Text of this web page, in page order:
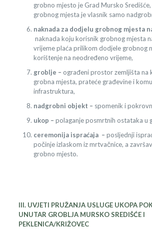
grobno mjesto je Grad Mursko
grobnog mjesta je vlasnik samo
naknada za dodjelu grobnog mjesta
naknada koju korisnik grobnog mjesta
vrijeme plaća prilikom dodjele grobnog
korištenje na neodređeno vrijeme,
groblje – ograđeni prostor zemljišta na
grobna mjesta, prateće građevine i
infrastruktura,
nadgrobni objekt – spomenik i
ukop – polaganje posmrtnih ostataka u
ceremonija ispraćaja – posljednji
počinje izlaskom iz mrtvačnice, a
grobno mjesto.
III. UVJETI PRUŽANJA USLUGE UKOPA
UNUTAR GROBLJA MURSKO SREDIŠĆE I
PEKLENICA/KRIŽOVEC